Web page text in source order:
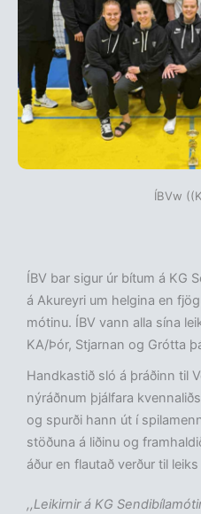
ÍBVw
ÍBV bar sigur úr bítum á KG
á Akureyri um helgina en
mótinu. ÍBV vann alla sína
KA/Þór, Stjarnan og Grótta
Handkastið sló á þráðinn til
nýráðnum þjálfara
og spurði hann út í
stöðuna á liðinu og
áður en flautað verður til
,,Leikirnir á KG